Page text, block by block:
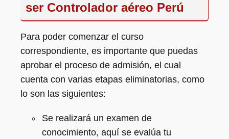
ser Controlador aéreo Perú
Para poder comenzar el curso
correspondiente, es importante que puedas
aprobar el proceso de admisión, el cual
cuenta con varias etapas eliminatorias, como
lo son las siguientes:
Se realizará un examen de
conocimiento, aquí se evalúa tu